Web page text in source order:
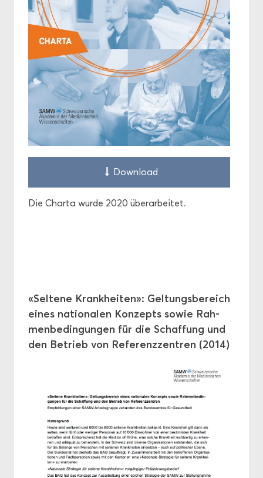
Down­load
Die Char­ta wurde 2020 über­ar­bei­tet.
«Sel­te­ne Krank­hei­ten»: Gel­tungs­be­reich
eines na­tio­na­len Kon­zepts sowie Rah­
men­be­din­gun­gen für die Schaf­fung und
den Be­trieb von Re­fe­renz­zen­tren (2014)